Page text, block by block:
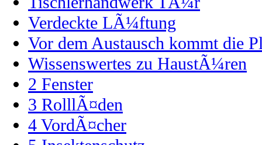
Verdeckte LÃ¼ftung
Vor dem Austausch kommt die
Wissenswertes zu HaustÃ¼ren
2 Fenster
3 RolllÃ¤den
4 VordÃ¤cher